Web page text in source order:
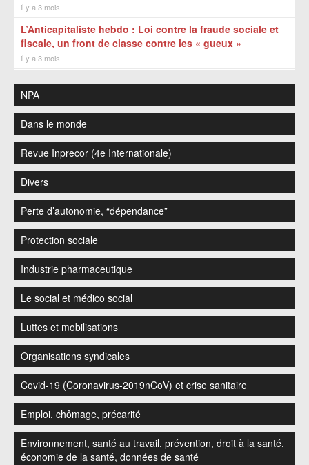
il y a 3 mois
L’Anticapitaliste hebdo : Loi contre la fraude sociale et
fiscale, un front de classe contre les « gueux »
il y a 3 mois
NPA
Dans le monde
Revue Inprecor (4e Internationale)
Divers
Perte d’autonomie, “dépendance”
Protection sociale
Industrie pharmaceutique
Le social et médico social
Luttes et mobilisations
Organisations syndicales
Covid-19 (Coronavirus-2019nCoV) et crise sanitaire
Emploi, chômage, précarité
Environnement, santé au travail, prévention, droit à la santé,
économie de la santé, données de santé